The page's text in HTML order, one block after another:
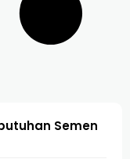
Semen